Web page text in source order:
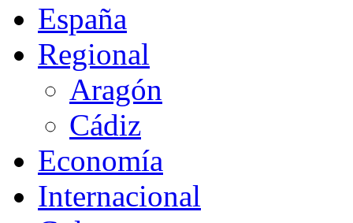
España
Regional
Aragón
Cádiz
Economía
Internacional